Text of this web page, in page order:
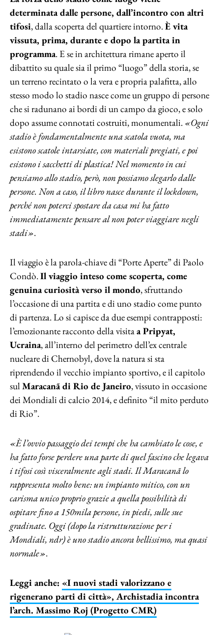
determinata dalle persone, dall’incontro con altri
tifosi, dalla scoperta del quartiere intorno.È vita
vissuta, prima, durante e dopo la partita in
programma. E se in architettura rimane aperto il
dibattito su quale sia il primo “luogo” della storia, se
un terreno recintato o la vera e propria palafitta, allo
stesso modo lo stadio nasce come un gruppo di persone
che si radunano ai bordi di un campo da gioco, e solo
dopo assume connotati costruiti, monumentali. «Ogni
stadio è fondamentalmente una scatola vuota, ma
esistono scatole intarsiate, con materiali pregiati, e poi
esistono i sacchetti di plastica! Nel momento in cui
pensiamo allo stadio, però, non possiamo slegarlo dalle
persone. Non a caso, il libro nasce durante il lockdown,
perché non poterci spostare da casa mi ha fatto
immediatamente pensare al non poter viaggiare negli
stadi».
Il viaggio è la parola-chiave di “Porte Aperte” di Paolo
Condò.Il viaggio inteso come scoperta, come
genuina curiosità verso il mondo, sfruttando
l’occasione di una partita e di uno stadio come punto
di partenza. Lo si capisce da due esempi contrapposti:
l’emozionante racconto della visitaa Pripyat,
Ucraina, all’interno del perimetro dell’ex centrale
nucleare di Chernobyl, dove la natura si sta
riprendendo il vecchio impianto sportivo, e il capitolo
sul Maracanã di Rio de Janeiro, vissuto in occasione
dei Mondiali di calcio 2014, e definito “il mito perduto
di Rio”.
«È l’ovvio passaggio dei tempi che ha cambiato le cose, e
ha fatto forse perdere una parte di quel fascino che legava
i tifosi così visceralmente agli stadi. Il Maracanã lo
rappresenta molto bene: un impianto mitico, con un
carisma unico proprio grazie a quella possibilità di
ospitare fino a 150mila persone, in piedi, sulle sue
gradinate. Oggi (dopo la ristrutturazione per i
Mondiali, ndr) è uno stadio ancora bellissimo, ma quasi
normale».
Leggi anche: «I nuovi stadi valorizzano e
rigenerano parti di città», Archistadia incontra
l’arch. Massimo Roj (Progetto CMR)